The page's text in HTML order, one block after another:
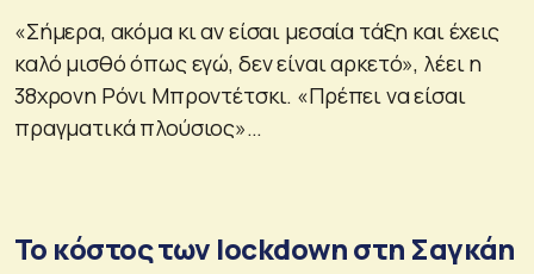
«Σήμερα, ακόμα κι αν είσαι μεσαία τάξη και έχεις
καλό μισθό όπως εγώ, δεν είναι αρκετό», λέει η
38χρονη Ρόνι Μπροντέτσκι. «Πρέπει να είσαι
πραγματικά πλούσιος»…
Το κόστος των lockdown στη Σαγκάη